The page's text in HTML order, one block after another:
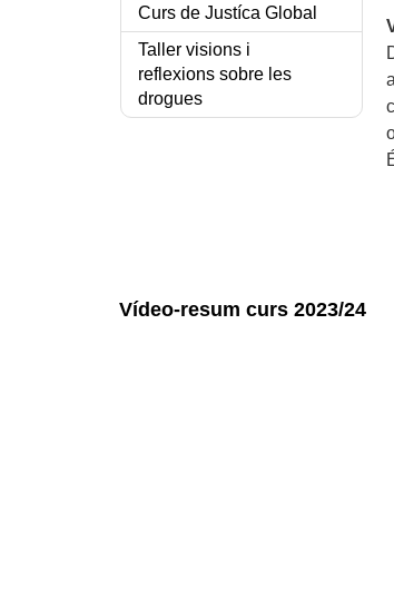
Curs de Justíca Global
Taller visions i
reflexions sobre les
drogues
Vídeo-resum curs 2023/24